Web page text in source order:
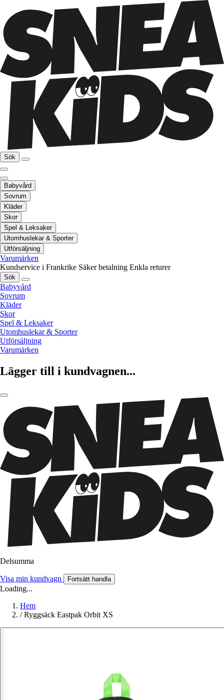
Sök
Babyvård
Sovrum
Kläder
Skor
Spel & Leksaker
Utomhuslekar & Sporter
Utförsäljning
Varumärken
Kundservice i Frankrike Säker betalning Enkla returer
Sök
Babyvård
Sovrum
Kläder
Skor
Spel & Leksaker
Utomhuslekar & Sporter
Utförsäljning
Varumärken
Lägger till i kundvagnen...
Delsumma
Visa min kundvagn Fortsätt handla
Loading...
Hem
/ Ryggsäck Eastpak Orbit XS